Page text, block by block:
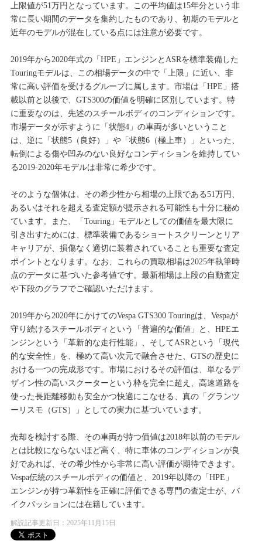
上限値が51万円となっています。この平均値は15年分という非
常に長い期間のデータを集約したものであり、初期のモデルと
近年のモデルが混在している点には注意が必要です。
2019年から2020年式の「HPE」エンジンとASRを標準装備した
Touringモデルは、この相場データの中で「上限」に近い、非
常に高い評価を受けるグループに属します。市場は「HPE」搭
載以前と以後で、GTS300の価値を明確に区別しています。特
に重要なのは、先述のスチールボディのコンディションです。
市場データが示すように「状態4」の車両が多いということ
は、逆に「状態5（良好）」や「状態6（極上車）」といった、
転倒による傷や凹みのない良好なコンディションを維持してい
る2019-2020年モデルは非常に希少です。
そのような個体は、その希少性から相場の上限である51万円、
あるいはそれを超える査定額が提示される可能性も十分に秘め
ています。また、「Touring」モデルとしての価値を最大限に
引き出すためには、標準装備であるショートスクリーンとリア
キャリアが、損傷なく適切に装着されていることも重要な査定
ポイントとなります。なお、これらの買取相場は2025年執筆時
点のデータに基づいた参考値です。最新相場は上段の自動査定
や下段のグラフでご確認いただけます。
2019年から2020年にかけてのVespa GTS300 Touringは、Vespaが
守り続けるスチールボディという「普遍的な価値」と、HPEエ
ンジンという「革新的な走行性能」、そしてASRという「現代
的な安全性」を、極めて高い次元で融合させた、GTSの歴史に
おける一つの完成形です。市場におけるその評価は、単なるデ
ザイン性の高いスクーターという枠を完全に超え、高速道路を
使った長距離移動も安全かつ快適にこなせる、真の「グランツ
ーリスモ（GTS）」としての実力に基づいています。
売却を検討する際、その車両が持つ価値は2018年以前のモデル
とは比較にならないほど高く、特に車体のコンディションが良
好であれば、その希少性から非常に高い評価が期待できます。
Vespa伝統のスチールボディの価値と、2019年以降の「HPE」
エンジンが持つ革新性を正確に評価できる専門の査定士が、バ
イクパッションには在籍しています。
解説記事更新日：2025年11月15日